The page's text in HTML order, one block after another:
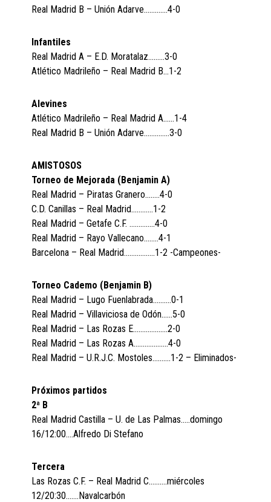
Real Madrid B – Unión Adarve………….4-0
Infantiles
Real Madrid A – E.D. Moratalaz………3-0
Atlético Madrileño – Real Madrid B…1-2
Alevines
Atlético Madrileño – Real Madrid A……1-4
Real Madrid B – Unión Adarve…………..3-0
AMISTOSOS
Torneo de Mejorada (Benjamin A)
Real Madrid – Piratas Granero……..4-0
C.D. Canillas – Real Madrid…………1-2
Real Madrid – Getafe C.F. …………..4-0
Real Madrid – Rayo Vallecano……..4-1
Barcelona – Real Madrid……………..1-2 -Campeones-
Torneo Cademo (Benjamin B)
Real Madrid – Lugo Fuenlabrada……….0-1
Real Madrid – Villaviciosa de Odón……5-0
Real Madrid – Las Rozas E……………….2-0
Real Madrid – Las Rozas A……………….4-0
Real Madrid – U.R.J.C. Mostoles……….1-2 – Eliminados-
Próximos partidos
2ª B
Real Madrid Castilla – U. de Las Palmas…..domingo
16/12:00….Alfredo Di Stefano
Tercera
Las Rozas C.F. – Real Madrid C……….miércoles
12/20:30…….Navalcarbón